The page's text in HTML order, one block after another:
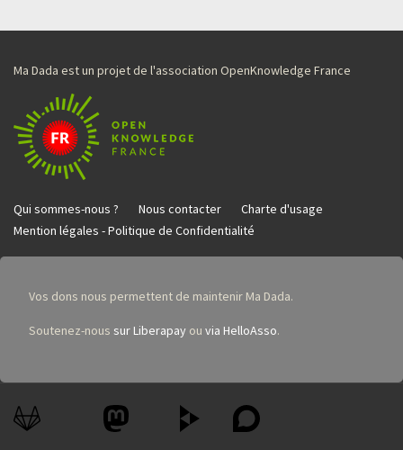
Ma Dada est un projet de l'association OpenKnowledge France
Qui sommes-nous ? Nous contacter
Charte d'usage
Mention légales - Politique de Confidentialité
Vos dons nous permettent de maintenir Ma Dada.
Soutenez-nous sur Liberapay ou via HelloAsso.